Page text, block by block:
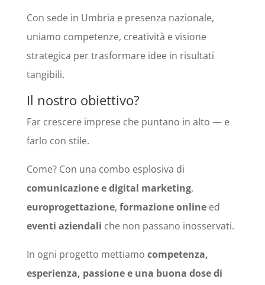
Con sede in Umbria e presenza nazionale,
uniamo competenze, creatività e visione
strategica per trasformare idee in risultati
tangibili.
Il nostro obiettivo?
Far crescere imprese che puntano in alto — e
farlo con stile.
Come? Con una combo esplosiva di
comunicazione e digital marketing,
europrogettazione, formazione onlineed
eventi aziendali che non passano inosservati.
In ogni progetto mettiamo competenza,
esperienza, passione e una buona dose di